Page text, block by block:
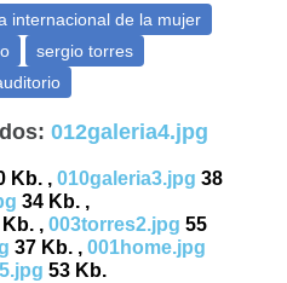
012galeria4.jpg
Kb. ,010galeria3.jpg 38
34 Kb. ,
Kb. ,003torres2.jpg 55
37 Kb. ,001home.jpg
53 Kb.